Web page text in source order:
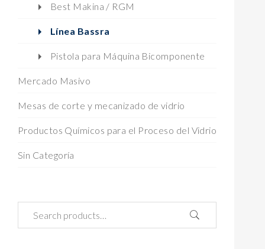
Best Makina / RGM
Línea Bassra
Pistola para Máquina Bicomponente
Mercado Masivo
Mesas de corte y mecanizado de vidrio
Productos Químicos para el Proceso del Vidrio
Sin Categoría